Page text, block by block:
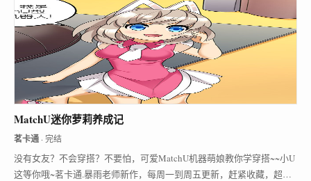
MatchU迷你萝莉养成记
茗卡通 · 完结
没有女友？不会穿搭？不要怕，可爱MatchU机器萌娘教你学穿搭~~小U
这等你哦~茗卡通.暴雨老师新作，每周一到周五更新，赶紧收藏，超级